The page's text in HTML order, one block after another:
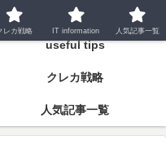
くるために
useful tips
クレカ戦略
人気記事一覧
レカ戦略 IT information 人気記事一覧